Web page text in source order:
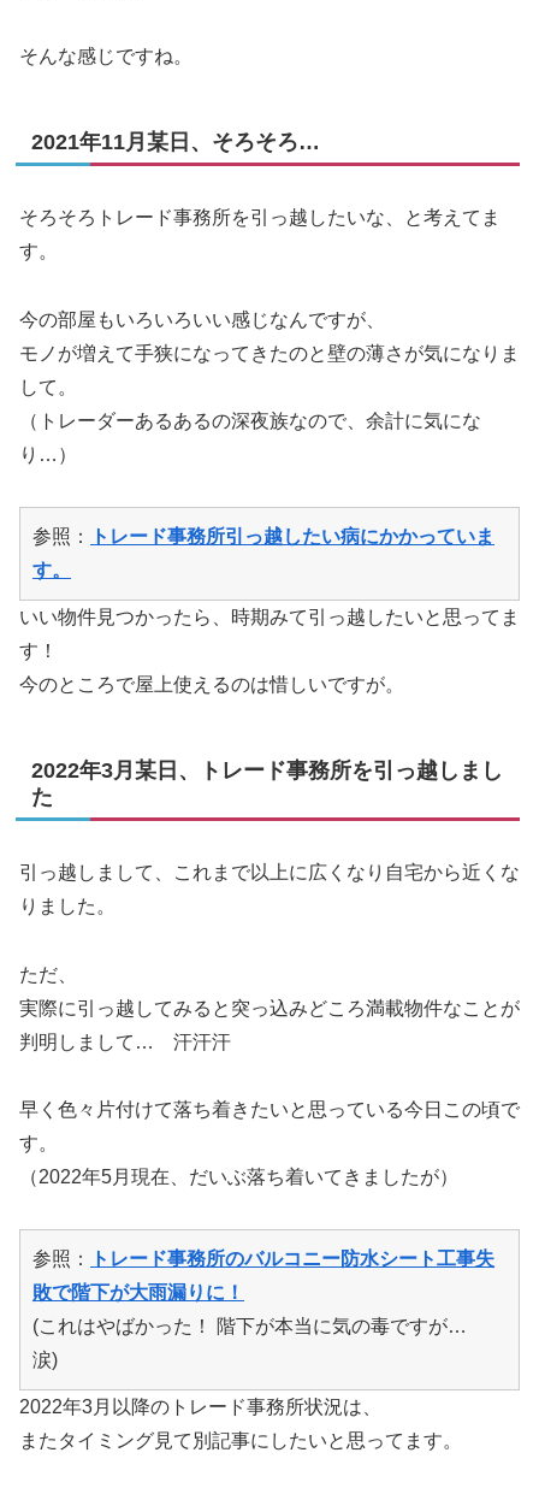
そんな感じですね。
2021年11月某日、そろそろ…
そろそろトレード事務所を引っ越したいな、と考えてま
す。
今の部屋もいろいろいい感じなんですが、
モノが増えて手狭になってきたのと壁の薄さが気になりま
して。
（トレーダーあるあるの深夜族なので、余計に気にな
り…）
参照：
トレード事務所引っ越したい病にかかっていま
す。
いい物件見つかったら、時期みて引っ越したいと思ってま
す！
今のところで屋上使えるのは惜しいですが。
2022年3月某日、トレード事務所を引っ越しまし
た
引っ越しまして、これまで以上に広くなり自宅から近くな
りました。
ただ、
実際に引っ越してみると突っ込みどころ満載物件なことが
判明しまして… 汗汗汗
早く色々片付けて落ち着きたいと思っている今日この頃で
す。
（2022年5月現在、だいぶ落ち着いてきましたが）
参照：
トレード事務所のバルコニー防水シート工事失
敗で階下が大雨漏りに！
(これはやばかった！ 階下が本当に気の毒ですが…
涙)
2022年3月以降のトレード事務所状況は、
またタイミング見て別記事にしたいと思ってます。